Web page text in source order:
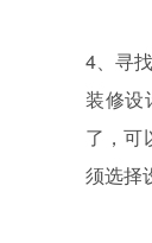
4、寻
装修设
了，可
须选择